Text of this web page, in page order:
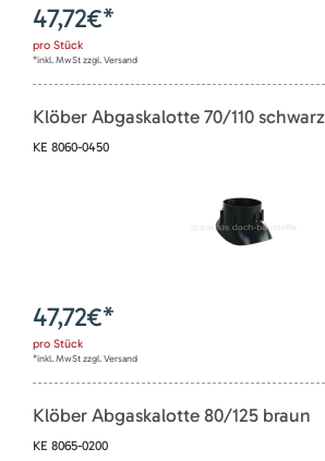
47,72€*
pro Stück
*inkl. MwSt zzgl. Versand
Klöber Abgaskalotte 70/110 schwarz
KE 8060-0450
47,72€*
pro Stück
*inkl. MwSt zzgl. Versand
Klöber Abgaskalotte 80/125 braun
KE 8065-0200